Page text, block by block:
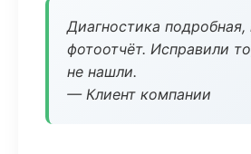
Диагностика
фотоотчёт. Исправили
не нашли.
— Клиент компании